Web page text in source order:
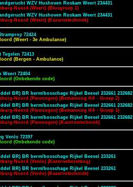
WZV Hushoven Roskam Weert 234431
Noord (Weert) (Blusgroep 1)
WZV Hushoven Roskam Weert 234431
Noord (Weert) (Kazernetechniek)
72424
(Weert - 3e Ambulance)
72413
(Bergen - Ambulance)
Weert 72404
(Onbekende code)
BR) BR berm/bosschage Rijkel Beesel 232661 232682
Noord (Panningen) (Bemanning HA - Groep 2)
BR) BR berm/bosschage Rijkel Beesel 232661 232682
Noord (Panningen) (Bemanning HA - Groep 1)
BR) BR berm/bosschage Rijkel Beesel 232661 232682
Noord (Panningen) (Kazernetechniek)
Venlo 72397
(Onbekende code)
BR) BR berm/bosschage Rijkel Beesel 233261
Noord (Venlo) (Kazernebezetting)
BR) BR berm/bosschage Rijkel Beesel 233261
Noord (Venlo) (Kazernetechniek)